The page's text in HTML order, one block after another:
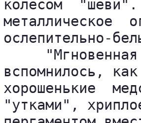
колесом
металлическое
ослепительно-
вспомнилось,
хорошенькие
"утками",